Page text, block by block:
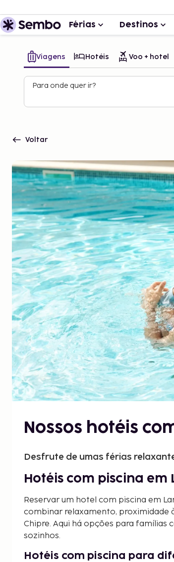
Férias Destinos
Viagens Hotéis Voo + hotel
Para onde quer ir?
Voltar
Nossos hotéis
Desfrute de umas férias
Hotéis com piscina em
Reservar um hotel com piscina em
combinar relaxamento, proximidade
Chipre. Aqui há opções para famílias
sozinhos.
Hotéis com piscina para